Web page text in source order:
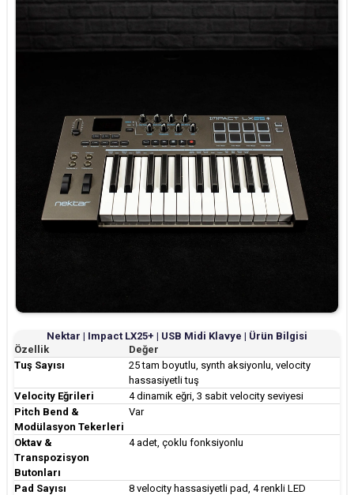
Nektar | Impact LX25+ | USB Midi Klavye | Ürün Bilgisi
Özellik
Değer
Tuş Sayısı
25 tam boyutlu, synth aksiyonlu, velocity
hassasiyetli tuş
Velocity Eğrileri
4 dinamik eğri, 3 sabit velocity seviyesi
Pitch Bend &
Modülasyon Tekerleri
Var
Oktav &
Transpozisyon
Butonları
4 adet, çoklu fonksiyonlu
Pad Sayısı
8 velocity hassasiyetli pad, 4 renkli LED